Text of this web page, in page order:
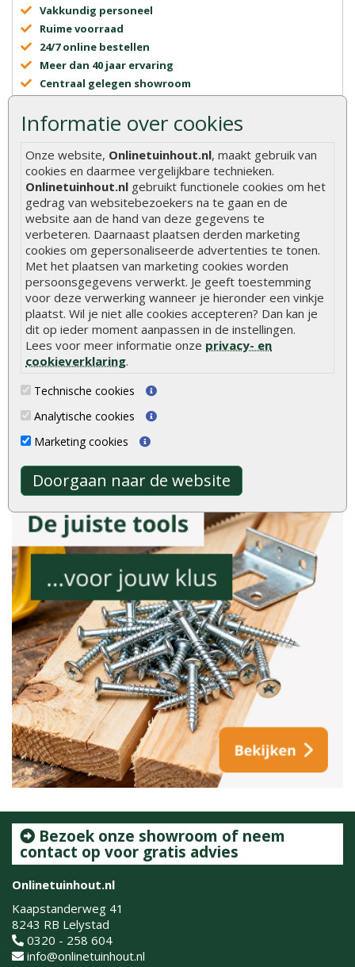
Informatie over cookies
Onze website, Onlinetuinhout.nl, maakt gebruik van
cookies en daarmee vergelijkbare technieken.
Onlinetuinhout.nl gebruikt functionele cookies om het
gedrag van websitebezoekers na te gaan en de
website aan de hand van deze gegevens te
verbeteren. Daarnaast plaatsen derden marketing
cookies om gepersonaliseerde advertenties te tonen.
Met het plaatsen van marketing cookies worden
persoonsgegevens verwerkt. Je geeft toestemming
voor deze verwerking wanneer je hieronder een vinkje
plaatst. Wil je niet alle cookies accepteren? Dan kan je
dit op ieder moment aanpassen in de instellingen.
Lees voor meer informatie onze privacy- en
cookieverklaring.
Technische cookies
Analytische cookies
Marketing cookies
Doorgaan naar de website
Vakkundig personeel
Ruime voorraad
24/7 online bestellen
Meer dan 40 jaar ervaring
Centraal gelegen showroom
Onlinetuinhout.nl
8.9
gebaseerd op
2040
Meer ervaringen op
Bezoek onze showroom of neem
contact op voor gratis advies
Onlinetuinhout.nl
Kaapstanderweg 41
8243 RB Lelystad
0320 - 258 604
info@onlinetuinhout.nl